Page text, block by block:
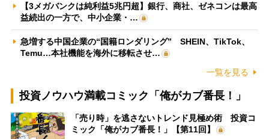
【3メガバンクは純利益5兆円超】銀行、商社、ゼネコンは最高
益続出の一方で、中小企業・…
急増する中国企業の“国籍ロンダリング” SHEIN、TikTok、
Temu…本社機能を海外に移転させ…
一覧を見る
投資ノウハウ満載コミック「俺がカブ番長！」
「売り時」を逃さないトレンド見極め術 投資コ
ミック「俺がカブ番長！」【第11回】